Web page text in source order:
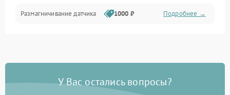
Размагничивание датчика 1000 ₽ Подробнее →
цветов дисплея
Подробнее →
У Вас остались вопросы?